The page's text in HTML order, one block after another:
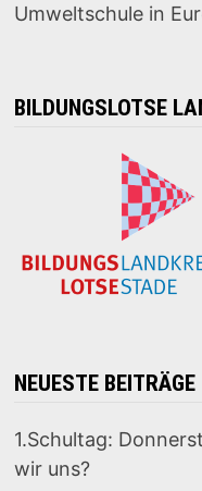
Umweltschule in
BILDUNGSLOTSE
NEUESTE BEITRÄGE
1.Schultag:
wir uns?